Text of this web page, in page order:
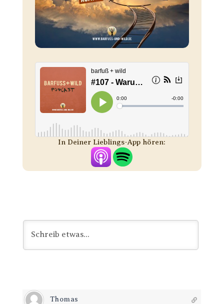
In Deiner Lieblings-App hören:
Thomas